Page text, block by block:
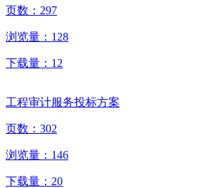
页数： 297
浏览量： 128
下载量： 12
工程审计服务投标方案
页数： 302
浏览量： 146
下载量： 20